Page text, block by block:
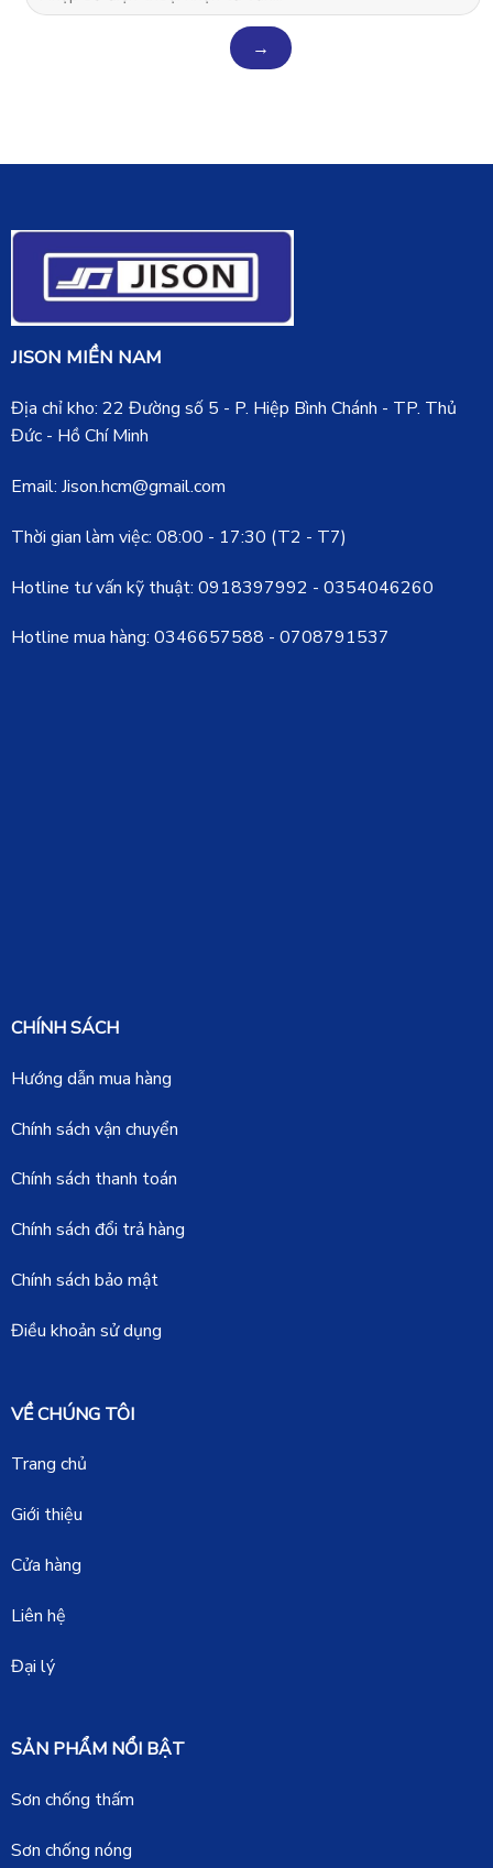
JISON MIỀN NAM
Địa chỉ kho: 22 Đường số 5 - P. Hiệp Bình Chánh - TP. Thủ
Đức - Hồ Chí Minh
Email: Jison.hcm@gmail.com
Thời gian làm việc: 08:00 - 17:30 (T2 - T7)
Hotline tư vấn kỹ thuật: 0918397992 - 0354046260
Hotline mua hàng: 0346657588 - 0708791537
CHÍNH SÁCH
Hướng dẫn mua hàng
Chính sách vận chuyển
Chính sách thanh toán
Chính sách đổi trả hàng
Chính sách bảo mật
Điều khoản sử dụng
VỀ CHÚNG TÔI
Trang chủ
Giới thiệu
Cửa hàng
Liên hệ
Đại lý
SẢN PHẨM NỔI BẬT
Sơn chống thấm
Sơn chống nóng